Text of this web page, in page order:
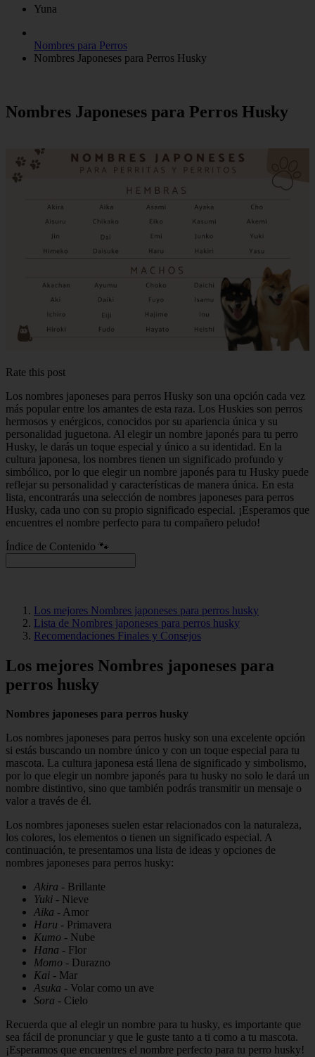
Yuna
Nombres para Perros
Nombres Japoneses para Perros Husky
Nombres Japoneses para Perros Husky
Rate this post
Los nombres japoneses para perros Husky son una opción cada vez
más popular entre los amantes de esta raza. Los Huskies son perros
hermosos y enérgicos, conocidos por su apariencia única y su
personalidad juguetona. Al elegir un nombre japonés para tu perro
Husky, le darás un toque especial y único a su identidad. En la
cultura japonesa, los nombres tienen un significado profundo y
simbólico, por lo que elegir un nombre japonés para tu Husky puede
reflejar su personalidad y características de manera única. En esta
lista, encontrarás una selección de nombres japoneses para perros
Husky, cada uno con su propio significado especial. ¡Esperamos que
encuentres el nombre perfecto para tu compañero peludo!
Índice de Contenido 🐾
Los mejores Nombres japoneses para perros husky
Lista de Nombres japoneses para perros husky
Recomendaciones Finales y Consejos
Los mejores Nombres japoneses para
perros husky
Nombres japoneses para perros husky
Los nombres japoneses para perros husky son una excelente opción
si estás buscando un nombre único y con un toque especial para tu
mascota. La cultura japonesa está llena de significado y simbolismo,
por lo que elegir un nombre japonés para tu husky no solo le dará un
nombre distintivo, sino que también podrás transmitir un mensaje o
valor a través de él.
Los nombres japoneses suelen estar relacionados con la naturaleza,
los colores, los elementos o tienen un significado especial. A
continuación, te presentamos una lista de ideas y opciones de
nombres japoneses para perros husky:
Akira - Brillante
Yuki - Nieve
Aika - Amor
Haru - Primavera
Kumo - Nube
Hana - Flor
Momo - Durazno
Kai - Mar
Asuka - Volar como un ave
Sora - Cielo
Recuerda que al elegir un nombre para tu husky, es importante que
sea fácil de pronunciar y que le guste tanto a ti como a tu mascota.
¡Esperamos que encuentres el nombre perfecto para tu perro husky!